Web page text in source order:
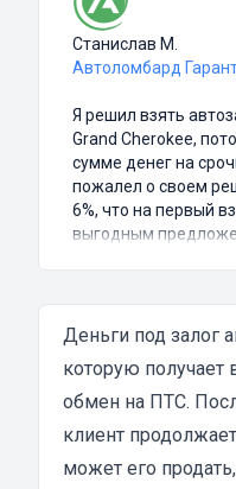
Станислав М.
Автоломбард
Я решил взять
Grand Cherokee,
сумме денег на
пожалел о своем
6%, что на первый
выгодным
затянутым и занял
Никакого
Разочарование и
испытал в
Деньги под залог
которую
обмен на ПТС.
клиент
может его